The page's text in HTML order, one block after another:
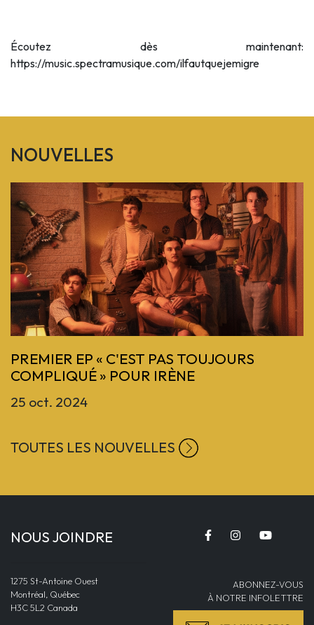
Écoutez dès maintenant:
https://music.spectramusique.com/ilfautquejemigre
NOUVELLES
PREMIER EP « C'EST PAS TOUJOURS
COMPLIQUÉ » POUR IRÈNE
25 oct. 2024
Previous
TOUTES LES NOUVELLES
NOUS JOINDRE
1275 St-Antoine Ouest
Montréal, Québec
H3C 5L2 Canada
ABONNEZ-VOUS
À NOTRE INFOLETTRE